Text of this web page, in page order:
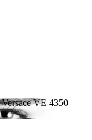
Versace VE 4350